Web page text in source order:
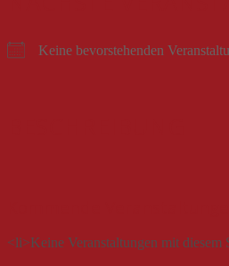
Keine bevorstehenden
<li>Keine Veranstaltungen mit diesem